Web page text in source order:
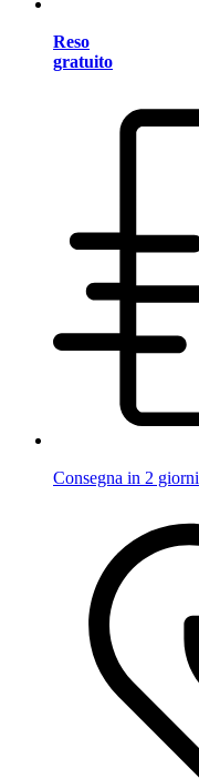
Reso
gratuito
Consegna in 2 giorni